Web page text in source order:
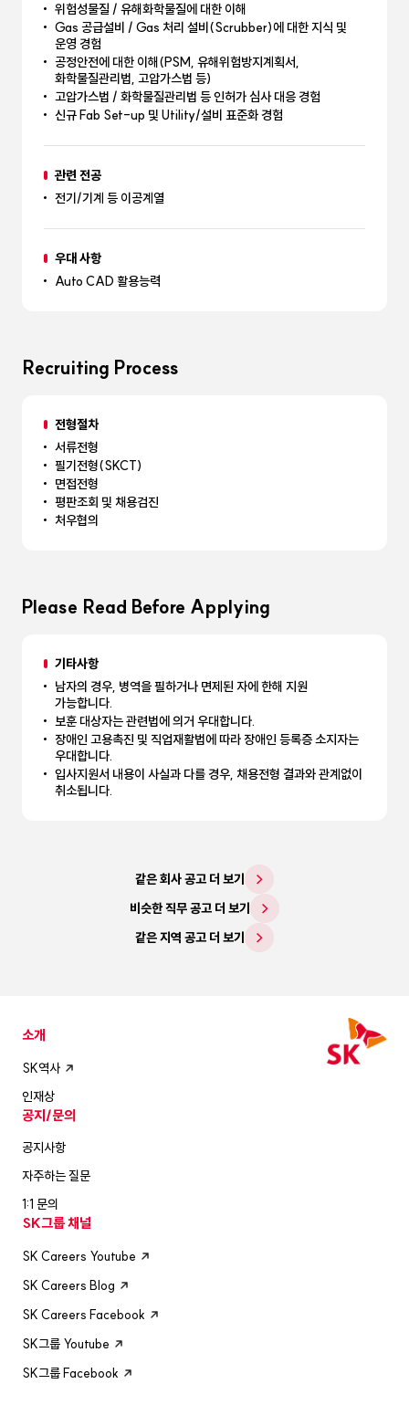
위험성물질 / 유해화학물질에 대한 이해
Gas 공급설비 / Gas 처리 설비(Scrubber)에 대한 지식 및
운영 경험
공정안전에 대한 이해(PSM, 유해위험방지계획서,
화학물질관리법, 고압가스법 등)
고압가스법 / 화학물질관리법 등 인허가 심사 대응 경험
신규 Fab Set-up 및 Utility/설비 표준화 경험
관련 전공
전기/기계 등 이공계열
우대 사항
Auto CAD 활용능력
Recruiting Process
전형절차
서류전형
필기전형(SKCT)
면접전형
평판조회 및 채용검진
처우협의
Please Read Before Applying
기타사항
남자의 경우, 병역을 필하거나 면제된 자에 한해 지원
가능합니다.
보훈 대상자는 관련법에 의거 우대합니다.
장애인 고용촉진 및 직업재활법에 따라 장애인 등록증 소지자는
우대합니다.
입사지원서 내용이 사실과 다를 경우, 채용전형 결과와 관계없이
취소됩니다.
같은 회사 공고 더 보기
비슷한 직무 공고 더 보기
같은 지역 공고 더 보기
소개
SK역사
인재상
공지/문의
공지사항
자주하는 질문
1:1 문의
SK그룹 채널
SK Careers Youtube
SK Careers Blog
SK Careers Facebook
SK그룹 Youtube
SK그룹 Facebook